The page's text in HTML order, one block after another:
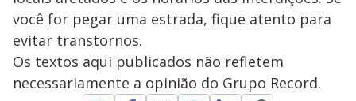
você for pegar uma estrada, fique atento para
evitar transtornos.
Os textos aqui publicados não refletem
necessariamente a opinião do Grupo Record.